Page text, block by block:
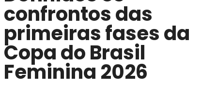
confrontos das
primeiras fases da
Copa do Brasil
Feminina 2026